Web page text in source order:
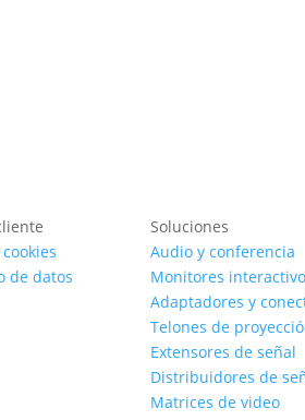
de datos
Soluciones
Audio y conferencia
Monitores
Adaptadores y
Telones de
Extensores de señal
Distribuidores de
Matrices de video